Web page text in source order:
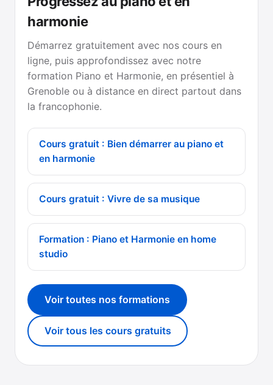
harmonie
Démarrez gratuitement avec nos cours en
ligne, puis approfondissez avec notre
formation Piano et Harmonie, en présentiel à
Grenoble ou à distance en direct partout dans
la francophonie.
Cours gratuit : Bien démarrer au piano et
en harmonie
Cours gratuit : Vivre de sa musique
Formation : Piano et Harmonie en home
studio
Voir toutes nos formations
Voir tous les cours gratuits